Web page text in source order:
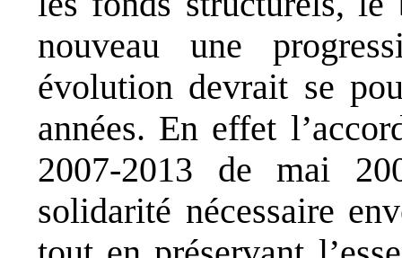
nouveau une
évolution devrait se
années. En effet
2007-2013 de mai
solidarité nécessaire